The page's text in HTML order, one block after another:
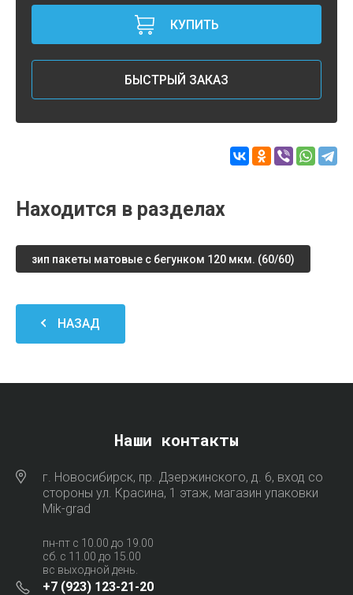
КУПИТЬ
БЫСТРЫЙ ЗАКАЗ
Находится в разделах
зип пакеты матовые с бегунком 120 мкм. (60/60)
НАЗАД
Наши контакты
г. Новосибирск, пр. Дзержинского, д. 6, вход со
стороны ул. Красина, 1 этаж, магазин упаковки
Mik-grad
пн-пт с 10.00 до 19.00
сб. с 11.00 до 15.00
вс выходной день.
+7 (923) 123-21-20